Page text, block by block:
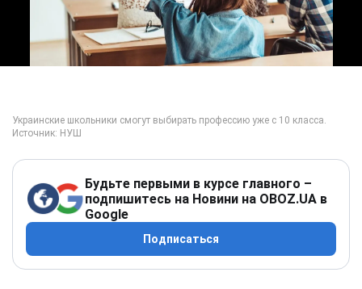
Будьте первыми в курсе главного –
подпишитесь на Новини на OBOZ.UA в
Google
Подписаться